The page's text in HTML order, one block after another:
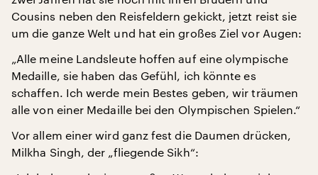
Cousins neben den Reisfeldern gekickt, jetzt reist sie
um die ganze Welt und hat ein großes Ziel vor Augen:
„Alle meine Landsleute hoffen auf eine olympische
Medaille, sie haben das Gefühl, ich könnte es
schaffen. Ich werde mein Bestes geben, wir träumen
alle von einer Medaille bei den Olympischen Spielen.“
Vor allem einer wird ganz fest die Daumen drücken,
Milkha Singh, der „fliegende Sikh“: